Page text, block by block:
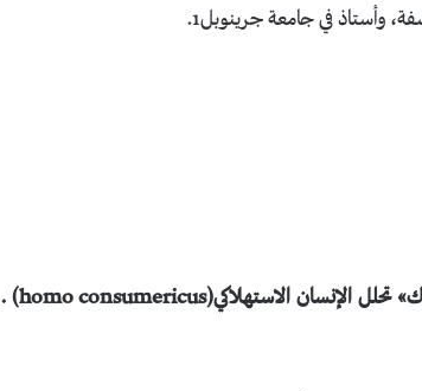
وأستاذ في جامعة جرينوبل1.
في كتابك «السعادة المتناقضة: دراسة حول مجتمع الإفراط في الاستهلاك» تحلل الإنسان الاستهلاكي(homo consumericus) .